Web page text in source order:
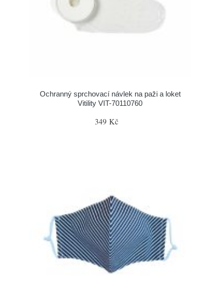
Ochranný sprchovací návlek na paži a loket
Vitility VIT-70110760
349 Kč